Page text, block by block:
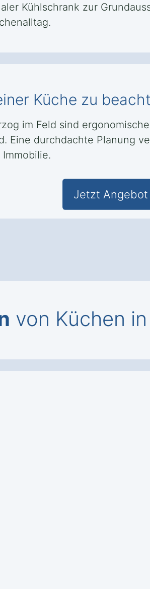
Kühlschrank zur
Küche zu
im Feld sind
Eine durchdachte Planung
Jetzt
von Küchen